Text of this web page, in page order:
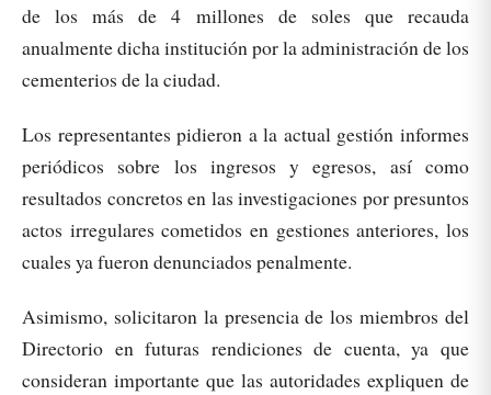
de los más de 4 millones de soles que recauda
anualmente dicha institución por la administración de los
cementerios de la ciudad.
Los representantes pidieron a la actual gestión informes
periódicos sobre los ingresos y egresos, así como
resultados concretos en las investigaciones por presuntos
actos irregulares cometidos en gestiones anteriores, los
cuales ya fueron denunciados penalmente.
Asimismo, solicitaron la presencia de los miembros del
Directorio en futuras rendiciones de cuenta, ya que
consideran importante que las autoridades expliquen de